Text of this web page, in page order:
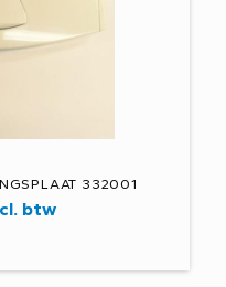
332001
btw